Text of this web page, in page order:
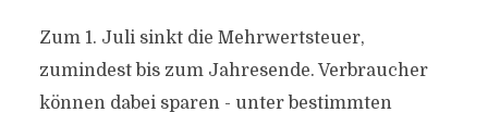
Zum 1. Juli sinkt die Mehrwertsteuer,
zumindest bis zum Jahresende. Verbraucher
können dabei sparen - unter bestimmten